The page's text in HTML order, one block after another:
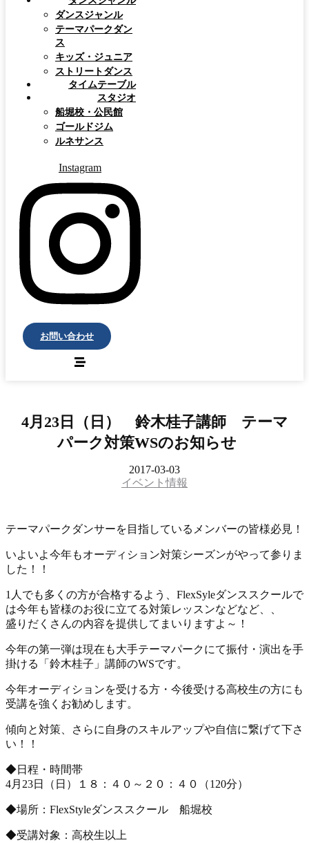
ダンスジャンル
テーマパークダン
ス
キッズ・ジュニア
ストリートダンス
タイムテーブル
スタジオ
船堀校・公民館
ゴールドジム
ルネサンス
Instagram
お問い合わせ
4月23日（日） 鈴木桂子講師 テーマ
パーク対策WSのお知らせ
2017-03-03
イベント情報
テーマパークダンサーを目指しているメンバーの皆様必見！
いよいよ今年もオーディション対策シーズンがやって参りま
した！！
1人でも多くの方が合格するよう、FlexSyleダンススクールで
は今年も皆様のお役に立てる対策レッスンなどなど、、
盛りだくさんの内容を提供してまいりますよ～！
今年の第一弾は現在も大手テーマパークにて振付・演出を手
掛ける「鈴木桂子」講師のWSです。
今年オーディションを受ける方・今後受ける高校生の方にも
受講を強くお勧めします。
傾向と対策、さらに自身のスキルアップや自信に繋げて下さ
い！！
◆日程・時間帯
4月23日（日）１８：４０～２０：４０（120分）
◆場所：FlexStyleダンススクール 船堀校
◆受講対象：高校生以上